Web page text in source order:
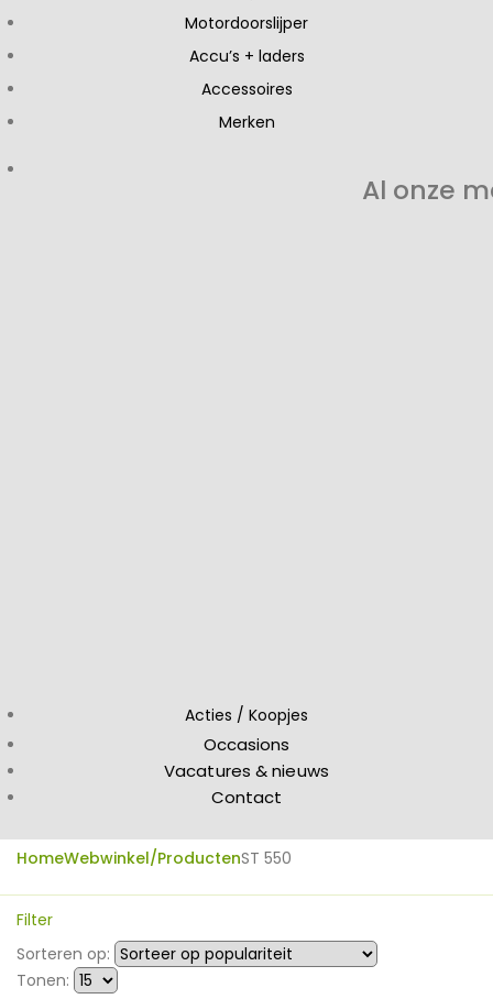
Motordoorslijper
Accu’s + laders
Accessoires
Merken
Al onze
Acties / Koopjes
Occasions
Vacatures & nieuws
Contact
HomeWebwinkel/ProductenST 550
Filter
Sorteren op:
Tonen: